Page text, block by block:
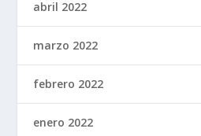
abril 2022
marzo 2022
febrero 2022
enero 2022